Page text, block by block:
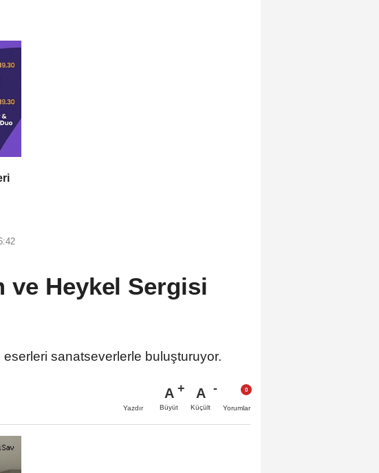
ve Heykel Sergisi
eserleri sanatseverlerle buluşturuyor.
Yazdır
A
Büyüt
A
Küçült Yorumlar